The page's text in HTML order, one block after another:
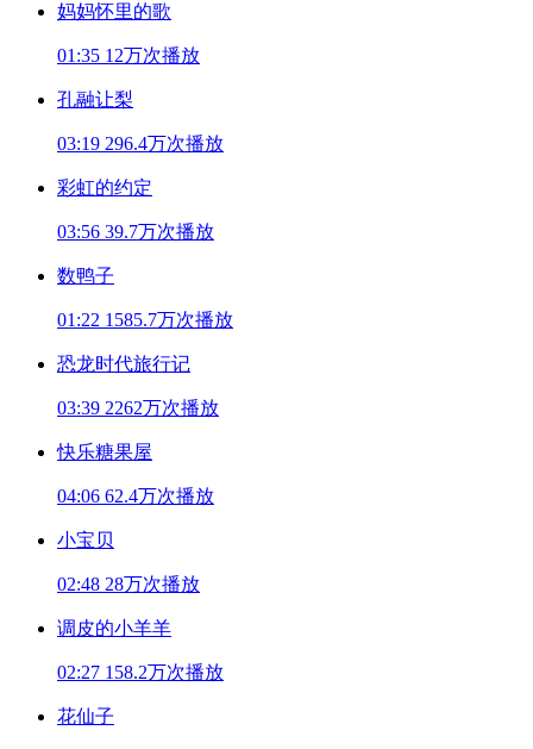
妈妈怀里的歌
01:35 12万次播放
孔融让梨
03:19 296.4万次播放
彩虹的约定
03:56 39.7万次播放
数鸭子
01:22 1585.7万次播放
恐龙时代旅行记
03:39 2262万次播放
快乐糖果屋
04:06 62.4万次播放
小宝贝
02:48 28万次播放
调皮的小羊羊
02:27 158.2万次播放
花仙子